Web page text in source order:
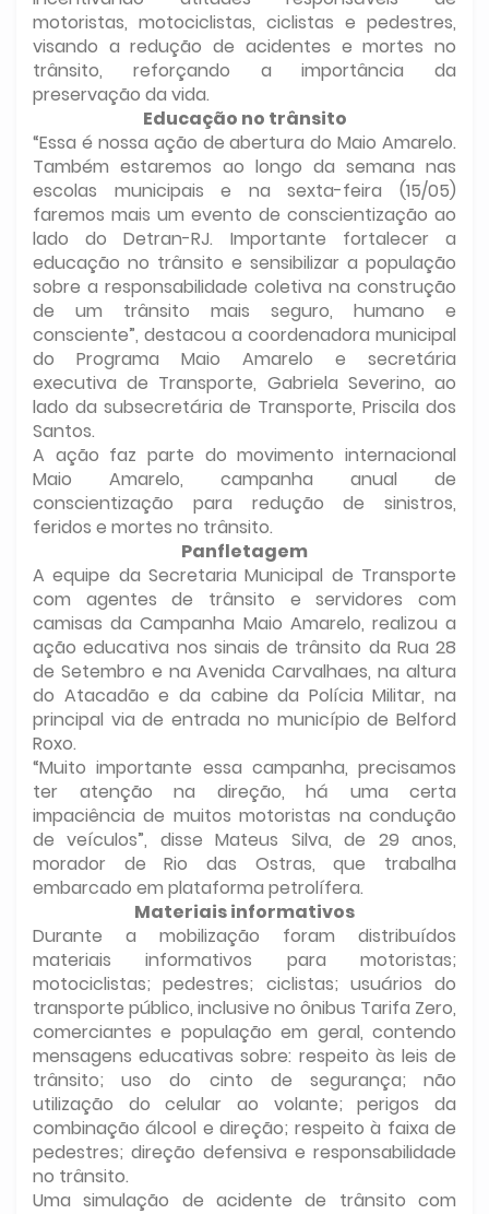
motoristas, motociclistas, ciclistas e pedestres,
visando a redução de acidentes e mortes no
trânsito, reforçando a importância da
preservação da vida.
Educação no trânsito
“Essa é nossa ação de abertura do Maio Amarelo.
Também estaremos ao longo da semana nas
escolas municipais e na sexta-feira (15/05)
faremos mais um evento de conscientização ao
lado do Detran-RJ. Importante fortalecer a
educação no trânsito e sensibilizar a população
sobre a responsabilidade coletiva na construção
de um trânsito mais seguro, humano e
consciente”, destacou a coordenadora municipal
do Programa Maio Amarelo e secretária
executiva de Transporte, Gabriela Severino, ao
lado da subsecretária de Transporte, Priscila dos
Santos.
A ação faz parte do movimento internacional
Maio Amarelo, campanha anual de
conscientização para redução de sinistros,
feridos e mortes no trânsito.
Panfletagem
A equipe da Secretaria Municipal de Transporte
com agentes de trânsito e servidores com
camisas da Campanha Maio Amarelo, realizou a
ação educativa nos sinais de trânsito da Rua 28
de Setembro e na Avenida Carvalhaes, na altura
do Atacadão e da cabine da Polícia Militar, na
principal via de entrada no município de Belford
Roxo.
“Muito importante essa campanha, precisamos
ter atenção na direção, há uma certa
impaciência de muitos motoristas na condução
de veículos”, disse Mateus Silva, de 29 anos,
morador de Rio das Ostras, que trabalha
embarcado em plataforma petrolífera.
Materiais informativos
Durante a mobilização foram distribuídos
materiais informativos para motoristas;
motociclistas; pedestres; ciclistas; usuários do
transporte público, inclusive no ônibus Tarifa Zero,
comerciantes e população em geral, contendo
mensagens educativas sobre: respeito às leis de
trânsito; uso do cinto de segurança; não
utilização do celular ao volante; perigos da
combinação álcool e direção; respeito à faixa de
pedestres; direção defensiva e responsabilidade
no trânsito.
Uma simulação de acidente de trânsito com